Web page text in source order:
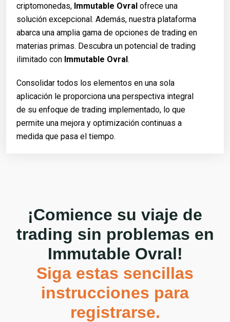
criptomonedas, Immutable Ovral ofrece una
solución excepcional. Además, nuestra plataforma
abarca una amplia gama de opciones de trading en
materias primas. Descubra un potencial de trading
ilimitado con Immutable Ovral.
Consolidar todos los elementos en una sola
aplicación le proporciona una perspectiva integral
de su enfoque de trading implementado, lo que
permite una mejora y optimización continuas a
medida que pasa el tiempo.
¡Comience su viaje de
trading sin problemas en
Immutable Ovral!
Siga estas sencillas
instrucciones para
registrarse.